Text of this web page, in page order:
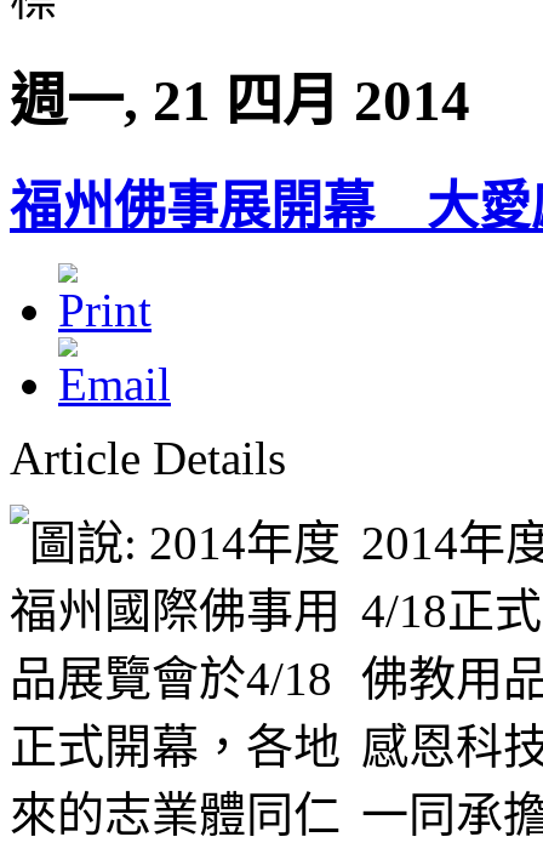
週一, 21 四月 2014
福州佛事展開幕 大愛
Article Details
2014年
4/18正
佛教用
感恩科
一同承